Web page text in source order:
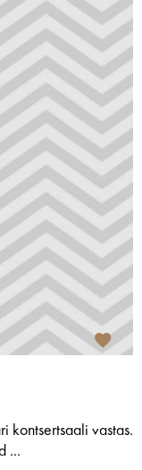
kontsertsaali vastas.
...